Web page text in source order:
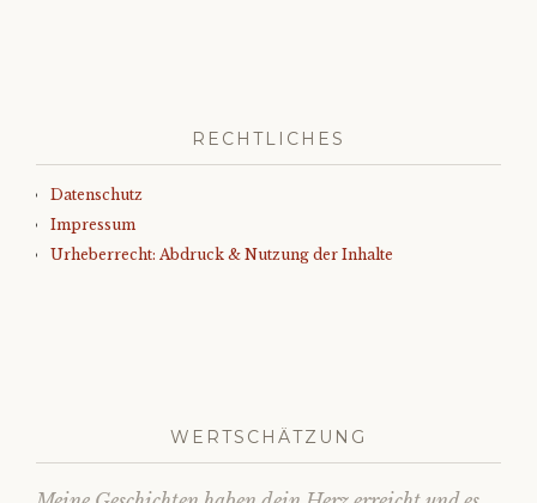
RECHTLICHES
Datenschutz
Impressum
Urheberrecht: Abdruck & Nutzung der Inhalte
WERTSCHÄTZUNG